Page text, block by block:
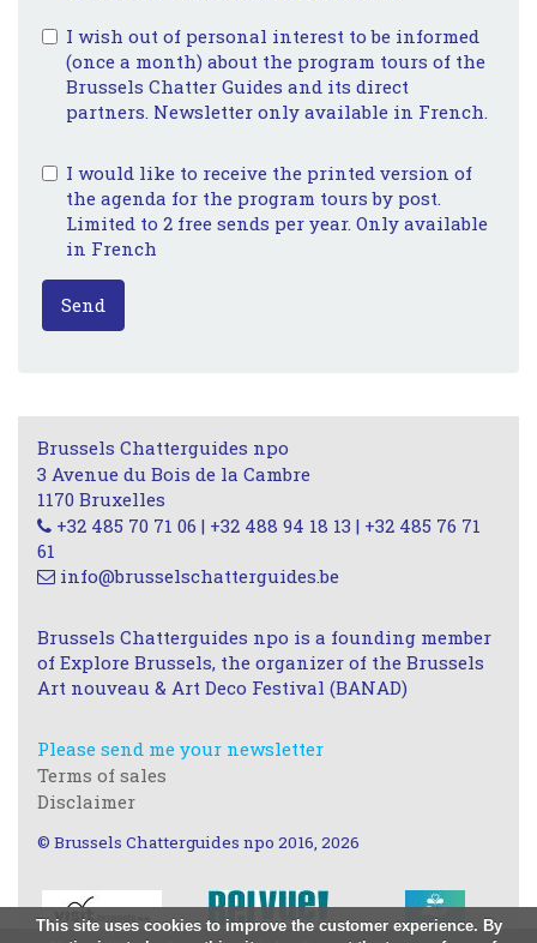
I wish out of personal interest to be informed
(once a month) about the program tours of the
Brussels Chatter Guides and its direct
partners. Newsletter only available in French.
I would like to receive the printed version of
the agenda for the program tours by post.
Limited to 2 free sends per year. Only available
in French
Send
Brussels Chatterguides npo
3 Avenue du Bois de la Cambre
1170 Bruxelles
+32 485 70 71 06 | +32 488 94 18 13 | +32 485 76 71
61
info@brusselschatterguides.be
Brussels Chatterguides npo is a founding member
of Explore Brussels, the organizer of the Brussels
Art nouveau & Art Deco Festival (BANAD)
Please send me your newsletter
Terms of sales
Disclaimer
© Brussels Chatterguides npo 2016, 2026
This site uses cookies to improve the customer experience. By